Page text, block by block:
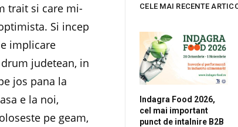
trait si care mi-
Si incep
implicare
judetean, in
jos pana la
e la noi,
pe geam,
CELE MAI RECENTE
Indagra Food 2026,
cel mai important
punct de intalnire B2B